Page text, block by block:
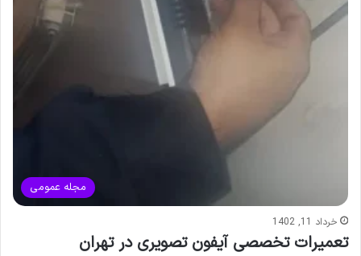
مجله عمومی
خرداد 11, 1402
تعمیرات تخصصی آیفون تصویری در تهران